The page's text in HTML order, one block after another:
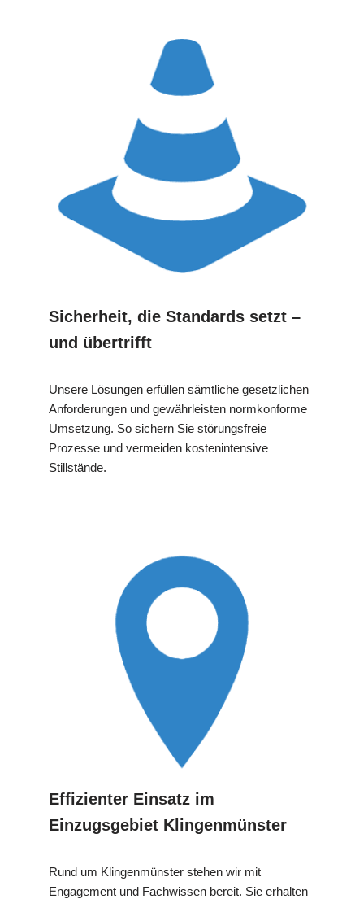
Sicherheit, die Standards setzt –
und übertrifft
Unsere Lösungen erfüllen sämtliche gesetzlichen
Anforderungen und gewährleisten normkonforme
Umsetzung. So sichern Sie störungsfreie
Prozesse und vermeiden kostenintensive
Stillstände.
Effizienter Einsatz im
Einzugsgebiet Klingenmünster
Rund um Klingenmünster stehen wir mit
Engagement und Fachwissen bereit. Sie erhalten